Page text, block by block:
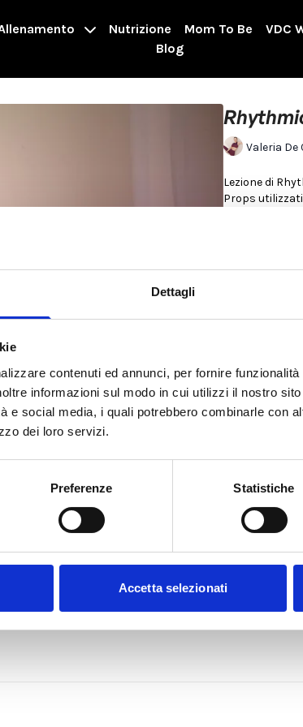
Dettagli
contenuti ed annunci, per fornire
informazioni sul modo in cui utilizzi il nostro
e social media, i quali potrebbero combinarle con
dei loro servizi.
Preferenze Statistiche
Accetta selezionati
Nutrizione Mom To Be VDC
Blog
Valeria De
Lezione di
Props
Consigli di
rispetto ad
Aggiungilo a